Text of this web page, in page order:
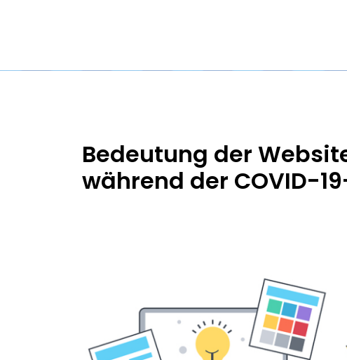
Bedeutung der
während der COVID-